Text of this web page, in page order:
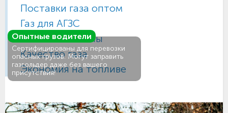
Поставки газа оптом
Газ для АГЗС
Газовые баллоны
Качество газа
Экономия на топливе
Опытные водители
Сертифицированы для перевозки
опасных грузов. Могут заправить
газгольдер даже без вашего
присутствия!